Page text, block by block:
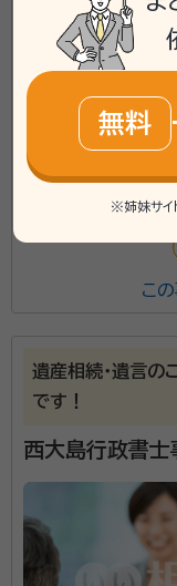
お
対応業務：
銀行手続き / 戸籍収
こ
遺産相続・遺言の
です！
西大島行政書士
無料
※姉妹サイ